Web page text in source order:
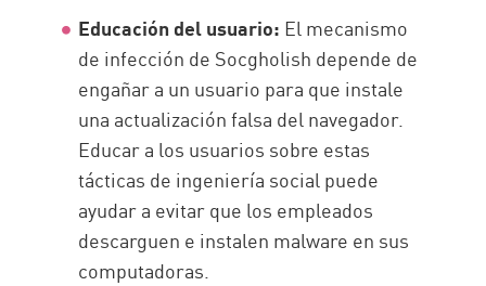
Educación del usuario: El mecanismo
de infección de Socgholish depende de
engañar a un usuario para que instale
una actualización falsa del navegador.
Educar a los usuarios sobre estas
tácticas de ingeniería social puede
ayudar a evitar que los empleados
descarguen e instalen malware en sus
computadoras.